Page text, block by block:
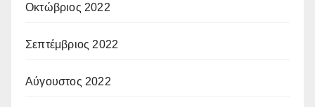
Οκτώβριος 2022
Σεπτέμβριος 2022
Αύγουστος 2022